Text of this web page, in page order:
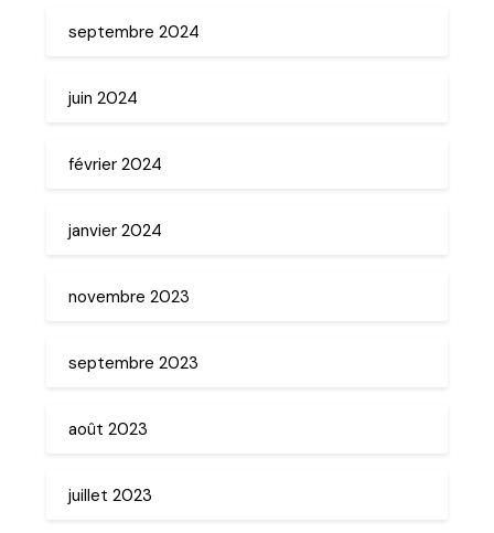
septembre 2024
juin 2024
février 2024
janvier 2024
novembre 2023
septembre 2023
août 2023
juillet 2023